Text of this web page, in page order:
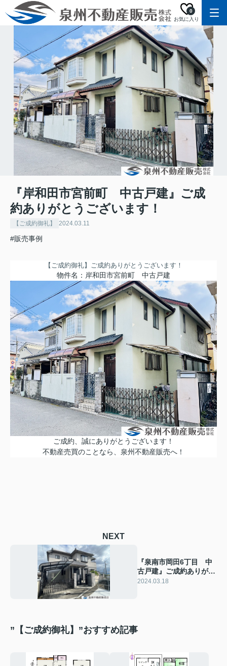
お気に入り
0
『岸和田市宮前町 中古戸建』ご成
約ありがとうございます！
【ご成約御礼】 2024.03.11
#販売事例
【ご成約御礼】 ご成約ありがとうございます！
物件名：岸和田市宮前町 中古戸建
ご成約、誠にありがとうございます！
不動産売買のことなら、泉州不動産販売へ！
NEXT
『泉南市岡田6丁目 中
古戸建』ご成約ありがと
うございます！
2024.03.18
”【ご成約御礼】”おすすめ記事